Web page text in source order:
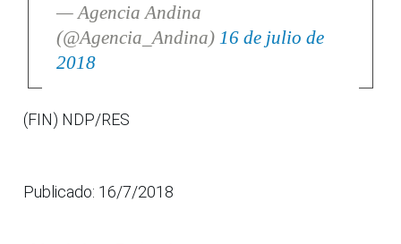
— Agencia Andina
(@Agencia_Andina) 16 de julio de
2018
(FIN) NDP/RES
Publicado: 16/7/2018